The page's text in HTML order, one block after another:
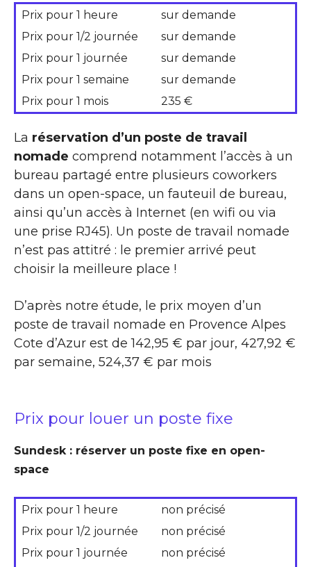
Prix pour 1 heure
sur demande
Prix pour 1/2 journée
sur demande
Prix pour 1 journée
sur demande
Prix pour 1 semaine
sur demande
Prix pour 1 mois
235 €
La réservation d’un poste de travail
nomade comprend notamment l’accès à un
bureau partagé entre plusieurs coworkers
dans un open-space, un fauteuil de bureau,
ainsi qu’un accès à Internet (en wifi ou via
une prise RJ45). Un poste de travail nomade
n’est pas attitré : le premier arrivé peut
choisir la meilleure place !
D’après notre étude, le prix moyen d’un
poste de travail nomade en Provence Alpes
Cote d’Azur est de 142,95 € par jour, 427,92 €
par semaine, 524,37 € par mois
Prix pour louer un poste fixe
Sundesk : réserver un poste fixe en open-
space
Prix pour 1 heure
non précisé
Prix pour 1/2 journée
non précisé
Prix pour 1 journée
non précisé